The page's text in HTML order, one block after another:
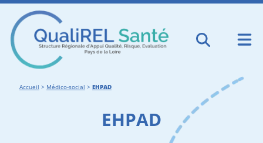
Accueil > Médico-social > EHPAD
EHPAD